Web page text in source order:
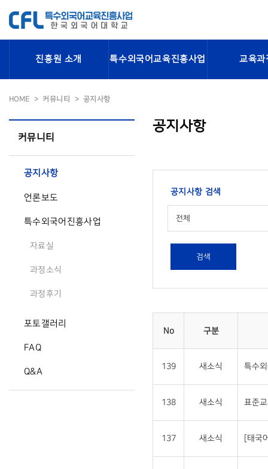
진흥원 소개 특수외국어교육진흥사업 교육과
HOME 커뮤니티 공지사항
커뮤니티
공지사항
언론보도
특수외국어진흥사업
자료실
과정소식
과정후기
포토갤러리
FAQ
Q&A
공지사항
공지사항 검색
전체
검색
No 구분
139 새소식 특수
138 새소식 표준
137 새소식 [태국